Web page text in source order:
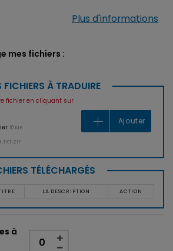
Plus d'informations
mes fichiers :
FICHIERS À TRADUIRE
fichier en cliquant sur
10 MB
Ajouter
TÉLÉCHARGÉS
LA DESCRIPTION ACTION
à